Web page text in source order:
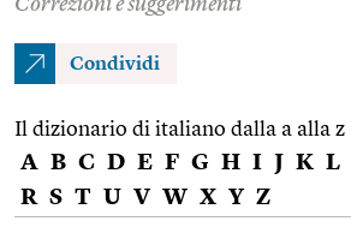
Condividi
Il dizionario di italiano dalla a alla z
A B C D E F G H I J K L
R S T U V W X Y Z